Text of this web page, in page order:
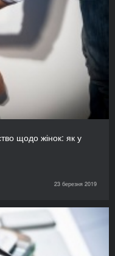
щодо жінок: як у
23 березня 2019